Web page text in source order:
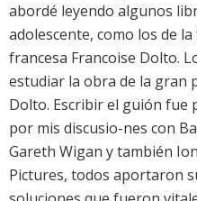
abordé leyendo algunos
adolescente, como los de
francesa Francoise Dolto.
estudiar la obra de la gran
Dolto. Escribir el guión fue
por mis discusio-nes con
Gareth Wigan y también
Pictures, todos aportaron